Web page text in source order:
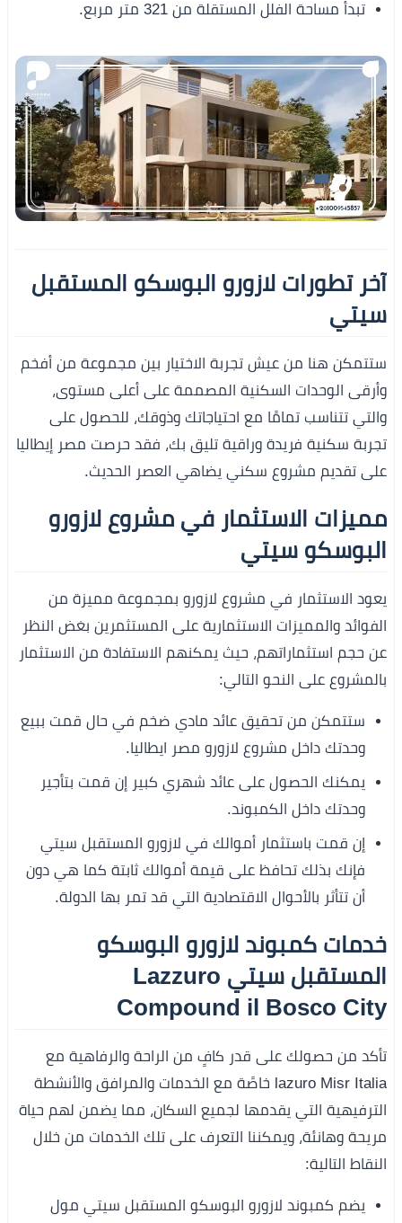
تبدأ مساحة الفلل المستقلة من 321 متر مربع.
آخر تطورات لازورو البوسكو المستقبل
سيتي
ستتمكن هنا من عيش تجربة الاختيار بين مجموعة من أفخم
وأرقى الوحدات السكنية المصممة على أعلى مستوى،
والتي تتناسب تمامًا مع احتياجاتك وذوقك، للحصول على
تجربة سكنية فريدة وراقية تليق بك، فقد حرصت مصر إيطاليا
على تقديم مشروع سكني يضاهي العصر الحديث.
مميزات الاستثمار في مشروع لازورو
البوسكو سيتي
يعود الاستثمار في مشروع لازورو بمجموعة مميزة من
الفوائد والمميزات الاستثمارية على المستثمرين بغض النظر
عن حجم استثماراتهم، حيث يمكنهم الاستفادة من الاستثمار
بالمشروع على النحو التالي:
ستتمكن من تحقيق عائد مادي ضخم في حال قمت ببيع
وحدتك داخل مشروع لازورو مصر ايطاليا.
يمكنك الحصول على عائد شهري كبير إن قمت بتأجير
وحدتك داخل الكمبوند.
إن قمت باستثمار أموالك في لازورو المستقبل سيتي
فإنك بذلك تحافظ على قيمة أموالك ثابتة كما هي دون
أن تتأثر بالأحوال الاقتصادية التي قد تمر بها الدولة.
خدمات كمبوند لازورو البوسكو
المستقبل سيتي Lazzuro
Compound il Bosco City
تأكد من حصولك على قدر كافٍ من الراحة والرفاهية مع
lazuro Misr Italia خاصًة مع الخدمات والمرافق والأنشطة
الترفيهية التي يقدمها لجميع السكان، مما يضمن لهم حياة
مريحة وهانئة، ويمكننا التعرف على تلك الخدمات من خلال
النقاط التالية:
يضم كمبوند لازورو البوسكو المستقبل سيتي مول